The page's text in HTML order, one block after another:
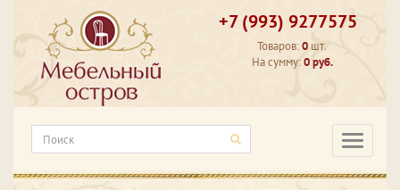
+7 (993) 9277575
Товаров:0 шт.
На сумму:0 руб.